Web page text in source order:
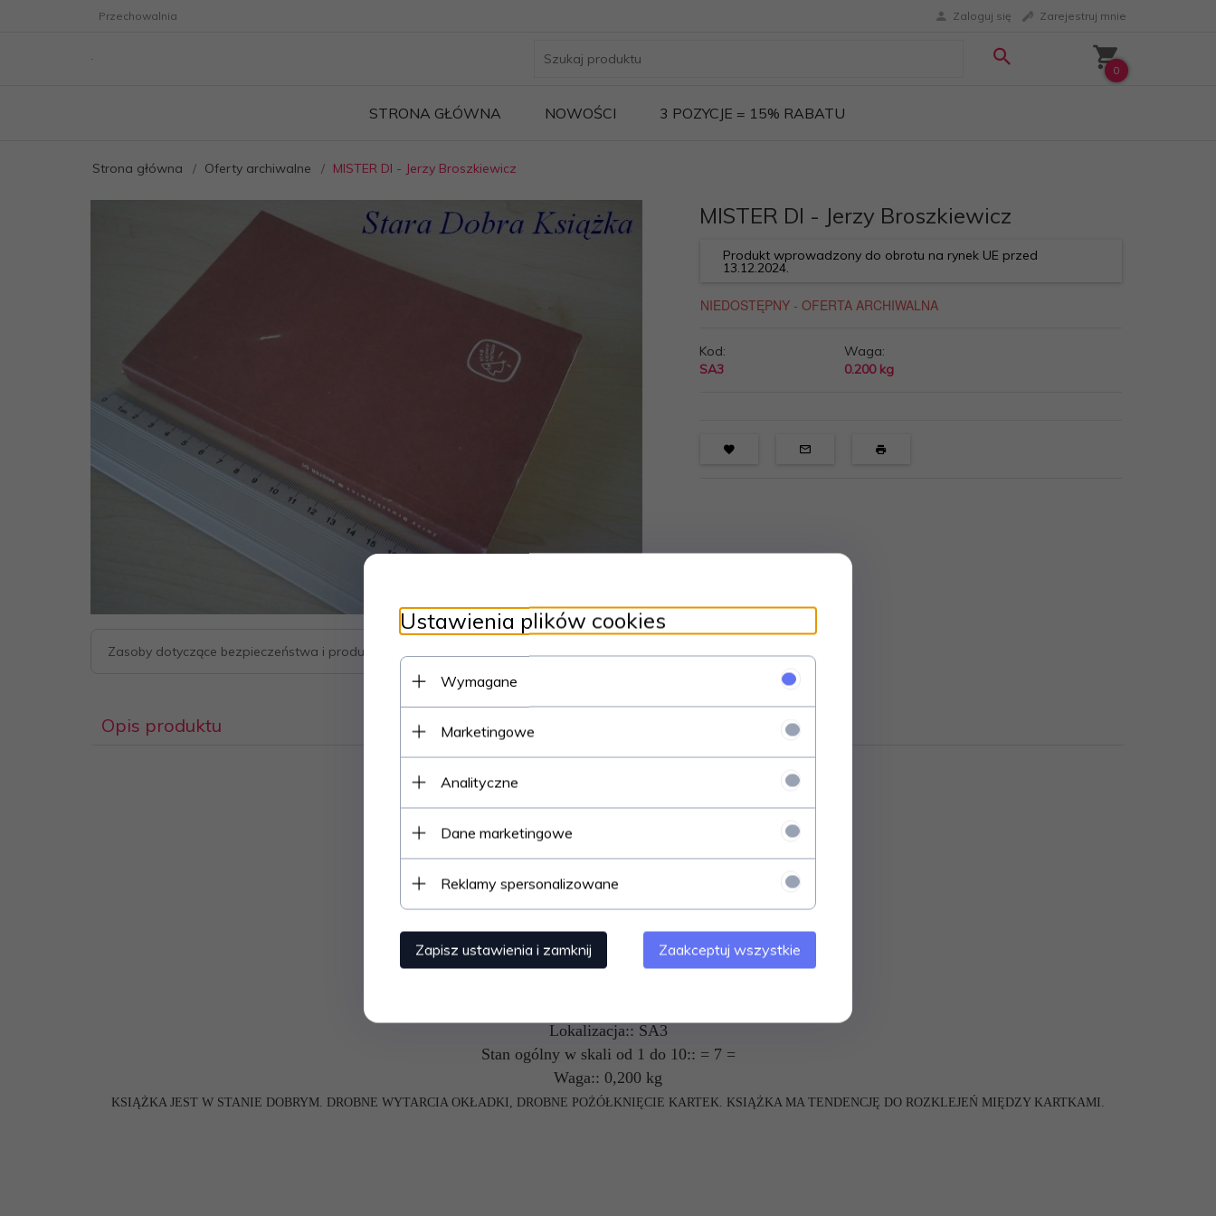
Przechowalnia Zaloguj się Zarejestruj mnie
0
STRONA GŁÓWNA NOWOŚCI 3 POZYCJE = 15% RABATU
Strona główna Oferty archiwalne MISTER DI - Jerzy Broszkiewicz
Zasoby dotyczące bezpieczeństwa i produktów
MISTER DI - Jerzy Broszkiewicz
Produkt wprowadzony do obrotu na rynek UE przed
13.12.2024.
Kod:
SA3
Waga:
0.200 kg
Opis produktu
Ilustracje:: Rechowicz Gabriel
Rok wydania:: 1978
Wydanie:: drugie
Ilość stron:: 224
Okładka:: miękka
Lokalizacja:: SA3
Stan ogólny w skali od 1 do 10:: = 7 =
Waga:: 0,200 kg
KSIĄŻKA JEST W STANIE DOBRYM. DROBNE WYTARCIA OKŁADKI, DROBNE POŻÓŁKNIĘCIE KARTEK. KSIĄŻKA MA TENDENCJĘ DO ROZKLEJEŃ MIĘDZY KARTKAMI.
Ustawienia plików cookies
Wymagane
Marketingowe
Analityczne
Dane marketingowe
Reklamy spersonalizowane
Zapisz ustawienia i zamknij Zaakceptuj wszystkie